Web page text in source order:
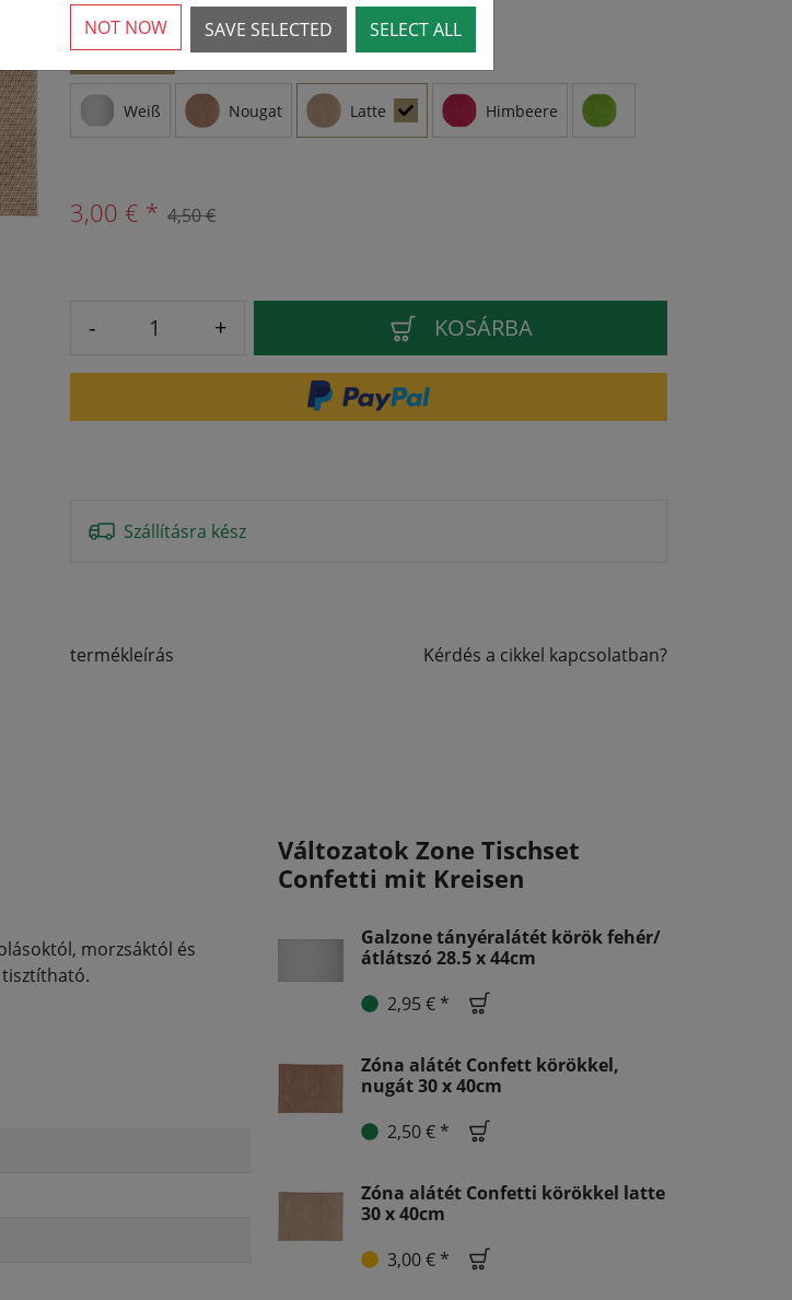
Weiß Nougat Latte Himbeere
3,00 € * 4,50 €
- + KOSÁRBA
Szállításra kész
termékleírás Kérdés a cikkel kapcsolatban?
morzsáktól és
tisztítható.
Változatok Zone Tischset
Confetti mit Kreisen
Galzone tányéralátét körök fehér/
átlátszó 28.5 x 44cm
2,95 € *
Zóna alátét Confett körökkel,
nugát 30 x 40cm
2,50 € *
Zóna alátét Confetti körökkel latte
30 x 40cm
3,00 € *
SAVE SELECTED SELECT ALL
NOT NOW